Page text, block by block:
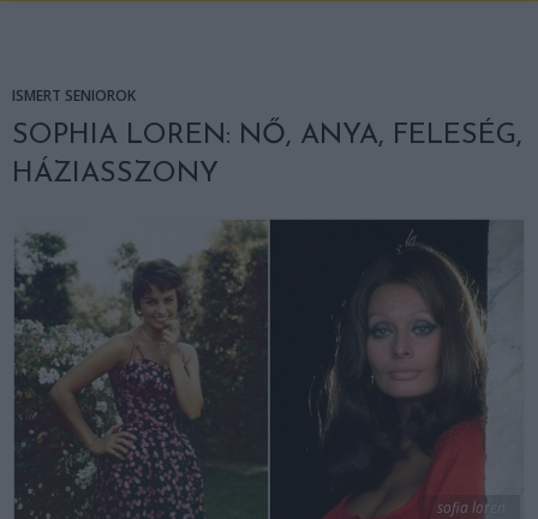
ISMERT SENIOROK
SOPHIA LOREN: NŐ, ANYA, FELESÉG,
HÁZIASSZONY
sofia loren